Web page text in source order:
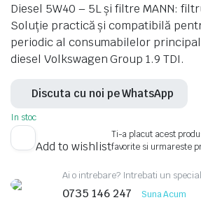
Diesel 5W40 – 5L și filtre MANN:
Soluție practică și compatibilă
periodic al consumabilelor
diesel Volkswagen Group 1.9 TDI.
Discuta cu noi pe WhatsApp
In stoc
Ti-a placut acest
favorite si urmareste
Add to wishlist
Ai o intrebare? Intrebati un
0735 146 247 Suna Acum